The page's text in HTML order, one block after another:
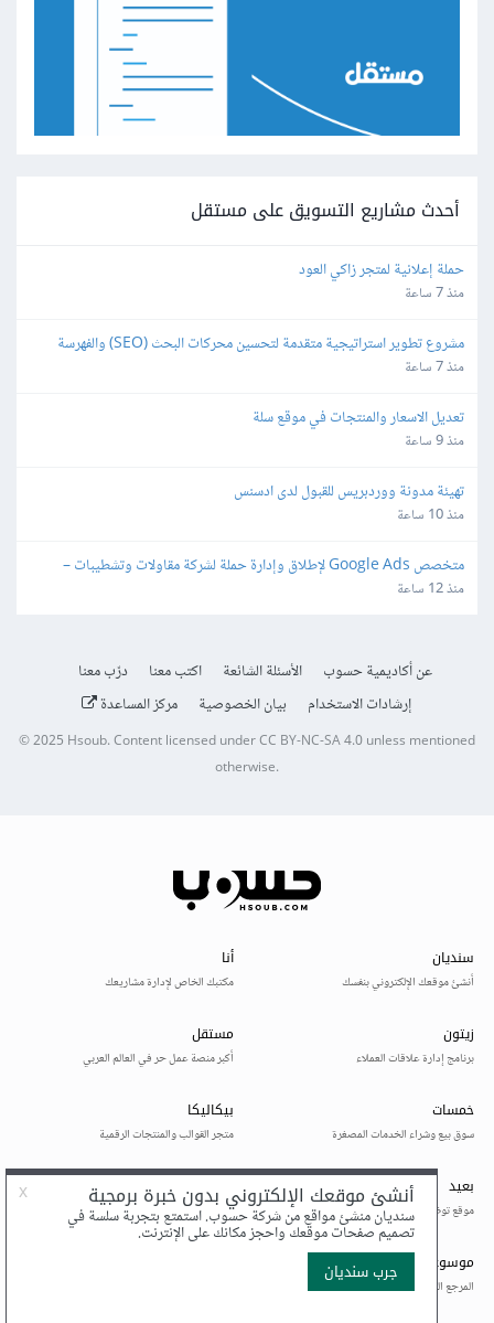
أحدث مشاريع التسويق على مستقل
حملة إعلانية لمتجر زاكي العود
منذ 7 ساعة
(Indexing)منذ 7 ساعة
تعديل الاسعار والمنتجات في موقع سلة
منذ 9 ساعة
تهيئة مدونة ووردبريس للقبول لدى ادسنس
منذ 10 ساعة
Lead Generation
منذ 12 ساعة
عن أكاديمية حسوب الأسئلة الشائعة اكتب معنا
درّب معنا
إرشادات الاستخدام
بيان الخصوصية مركز المساعدة
© 2025 Hsoub.Content licensed underCC BY-NC-SA 4.0unless mentioned
otherwise.